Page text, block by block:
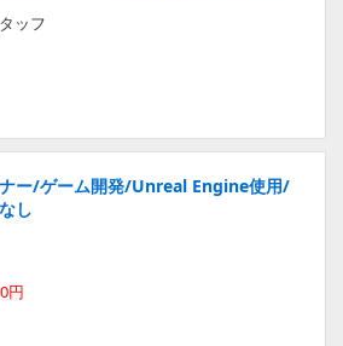
ッフ
ー/ゲーム開発/Unreal Engine使用/
し
円